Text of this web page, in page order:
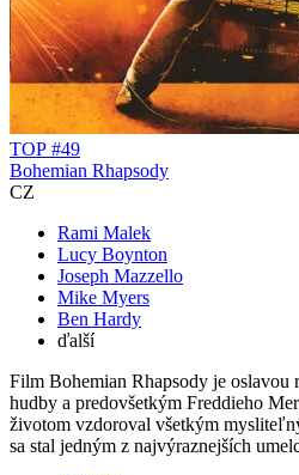
TOP #49
Bohemian Rhapsody
CZ
Rami Malek
Lucy Boynton
Joseph Mazzello
Mike Myers
Ben Hardy
ďalší
Film Bohemian Rhapsody je oslavou
hudby a predovšetkým Freddieho
životom vzdoroval všetkým
sa stal jedným z najvýraznejších